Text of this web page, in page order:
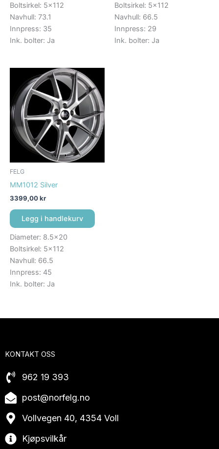
Boltsirkel: 5×112
Navhull: 73.1
Innpress: 35
Ink. bolter: Ja
Boltsirkel: 5×112
Navhull: 66.5
Innpress: 29
Ink. bolter: Ja
FELG
MM1012 Silver
3399,00kr
Legg i handlekurv
Diameter: 8.5×20
Boltsirkel: 5×112
Navhull: 66.5
Innpress: 45
Ink. bolter: Ja
KONTAKT OSS
962 19 393
post@norfelg.no
Vollvegen 40, 4354 Voll
Kjøpsvilkår